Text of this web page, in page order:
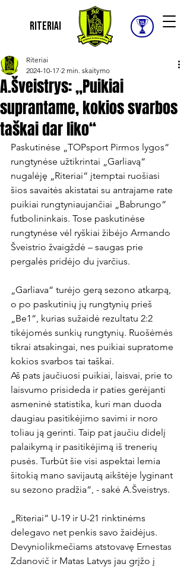
Riteriai
A.Šveistrys: „Puikiai
suprantame, kokios svarbos
taškai dar liko“
Riteriai
2024-10-17 2 min. skaitymo
Paskutinėse „TOPsport Pirmos lygos“
rungtynėse užtikrintai „Garliavą“
nugalėję „Riteriai“ įtemptai ruošiasi
šios savaitės akistatai su antrajame rate
puikiai rungtyniaujančiai „Babrungo“
futbolininkais. Tose paskutinėse
rungtynėse vėl ryškiai žibėjo Armando
Šveistrio žvaigždė – saugas prie
pergalės pridėjo du įvarčius.
„Garliava“ turėjo gerą sezono atkarpą,
o po paskutinių jų rungtynių prieš
„Be1“, kurias sužaidė rezultatu 2:2
tikėjomės sunkių rungtynių. Ruošėmės
tikrai atsakingai, nes puikiai supratome
kokios svarbos tai taškai.
Aš pats jaučiuosi puikiai, laisvai, prie to
laisvumo prisideda ir paties gerėjanti
asmeninė statistika, kuri man duoda
daugiau pasitikėjimo savimi ir noro
toliau ją gerinti. Taip pat jaučiu didelį
palaikymą ir pasitikėjimą iš trenerių
pusės. Turbūt šie visi aspektai lemia
šitokią mano savijautą aikštėje lyginant
su sezono pradžia“, - sakė A.Šveistrys.
„Riteriai“ U-19 ir U-21 rinktinėms
delegavo net penkis savo žaidėjus.
Devyniolikmečiams atstovavę Ernestas
Zdanovič ir Matas Latvys jau grįžo į